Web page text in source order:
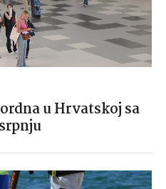
u Hrvatskoj sa